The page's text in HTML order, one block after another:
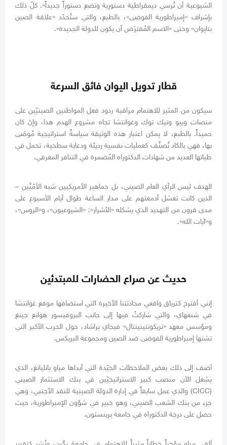
الشيوعية أن تُرسي ديمقراطية دستورية وتضع دستوراً جديداً». كلّ ذلك
بإشراف «إمبراطورية الفوضى»، بالطبع، والتي ستُحدّد «علاقة الصين
بتايوان» وحتى «الاسم المُفترَض أن يكون للدولة الجديدة».
قطار تدويل اليوان فائق السرعة
سيكون من المثير للاهتمام مراقبة ردود فعل المواطنين الصينيّين على
منصات ويبو وتيك توك وغوانتشا تجاه مشروع الهدم هذا، وإنْ كان
حميداً. بالطبع، لا يمكن اعتبار هذه الوثيقة سياسةً استراتيجية مُوصَى
بها، فهي بالكاد تُصنَّف كعمليات نفسية رديئة ودعاية سطحية، تحمل في
طياتها العديد من شهادات الدكتوراه المُضمرة في التنافر المعرفي.
الهدف ليس الرأي العام الصيني، بل جماهير الأمريكيين شبه الأمّيِّين –
الذين كانت تغسَل أدمغتهم على مدار الساعة طوال أيام الأسبوع على
مدى قرون من التهديد الذي يشكله «الأشرار»: «الشيوعيون»، و«الروس»،
و«آيات الله».
حديث عن صراع الحضارات للمبتدئين
إنني أقترح كترياق واقعي محادثتنا الأخيرة التي استضافها موقع غوانتشا
في شنغهاي، والتي شاركتُ فيها إلى جانب البروفيسور هوانغ جينغ
ومؤسس معهد «تريكونتينينتال» فيجاي براشاد، حول الحرب الأكبر التي
تشنها إمبراطورية الفوضى ضد الصين ومجموعة البريكس.
أضف إلى ذلك بعض الملاحظات الجيّدة التي أبداها مياو يانليانغ، الذي
يشغل الآن منصب كبير الاستراتيجيّين في بنك الاستثمار الصيني
(CICC) والذي عمل سابقاً في إدارة الدولة الصينية للنقد الأجنبي، وهي
جزء من بنك الشعب الصيني، وهو خبير في شؤون الإمبراطورية، حيث
حصل على درجة الدكتوراه في جامعة برينستون.